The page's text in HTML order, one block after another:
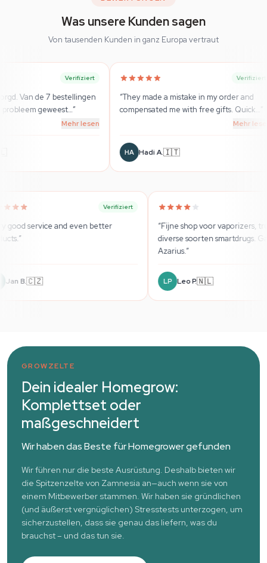
Was unsere Kunden sagen
Von tausenden Kunden in ganz Europa vertraut
“ They made a mistake in my order and
compensated me with free gifts. Quick…”
“Super
wirklich
Verifiziert Verifiziert
“Very good service and even better
“Fijne
diverse
GROWZELTE
Dein idealer Homegrow:
Komplettset oder
maßgeschneidert
Wir haben das Beste für Homegrower gefunden
Wir führen nur die beste Ausrüstung. Deshalb bieten wir
die Spitzenzelte von Zamnesia an—auch wenn sie von
einem Mitbewerber stammen. Wir haben sie gründlichen
(und äußerst vergnüglichen) Stresstests unterzogen, um
sicherzustellen, dass sie genau das liefern, was du
brauchst – und das tun sie.